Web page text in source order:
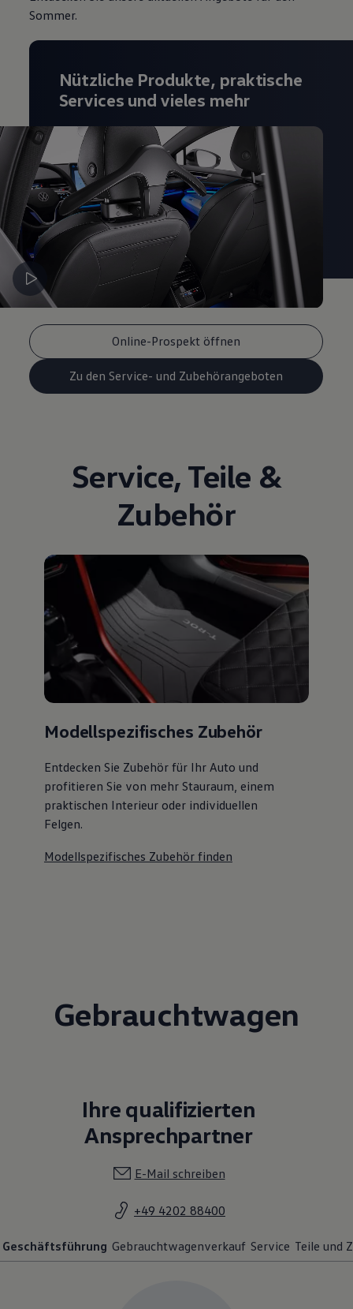
Sommer.
Online-Prospekt öffnen
Zu den Service- und Zubehörangeboten
Nützliche Produkte, praktische
Services und vieles mehr
Service, Teile &
Zubehör
Modellspezifisches Zubehör
Entdecken Sie Zubehör für Ihr Auto und
profitieren Sie von mehr Stauraum, einem
praktischen Interieur oder individuellen
Felgen.
Modellspezifisches Zubehör finden
Gebrauchtwagen
Ihre qualifizierten
Ansprechpartner
E-Mail schreiben
+49 4202 88400
Geschäftsführung Gebrauchtwagenverkauf Service Teile und